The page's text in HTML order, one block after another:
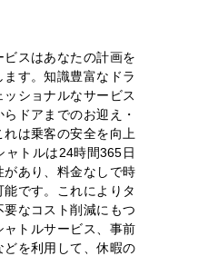
スはあなたの計画を
す。知識豊富なドラ
ショナルなサービス
ドアまでのお迎え・
は乗客の安全を向上
ャトルは24時間365日
あり、料金なしで時
です。これによりタ
なコスト削減にもつ
ャトルサービス、事前
を利用して、休暇の